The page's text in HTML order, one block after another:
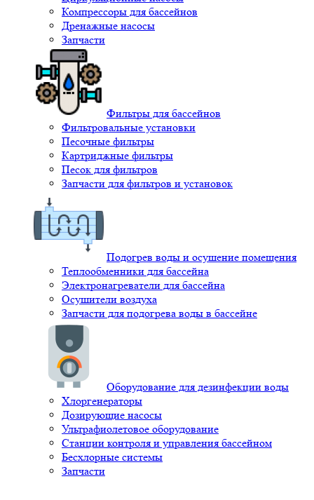
Компрессоры для бассейнов
Дренажные насосы
Запчасти
Фильтры для бассейнов
Фильтровальные установки
Песочные фильтры
Картриджные фильтры
Песок для фильтров
Запчасти для фильтров и установок
Подогрев воды и осушение помещения
Теплообменники для бассейна
Электронагреватели для бассейна
Осушители воздуха
Запчасти для подогрева воды в бассейне
Оборудование для дезинфекции воды
Хлоргенераторы
Дозирующие насосы
Ультрафиолетовое оборудование
Станции контроля и управления бассейном
Бесхлорные системы
Запчасти